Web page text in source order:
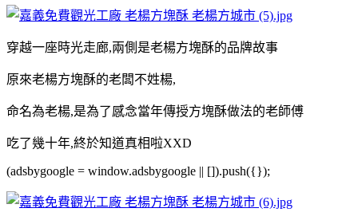
穿越一座時光走廊,兩側是老楊方塊酥的品牌故事
原來老楊方塊酥的老闆不姓楊,
命名為老楊,是為了感念當年傳授方塊酥做法的老師傅
吃了幾十年,終於知道真相啦XXD
(adsbygoogle = window.adsbygoogle || []).push({});